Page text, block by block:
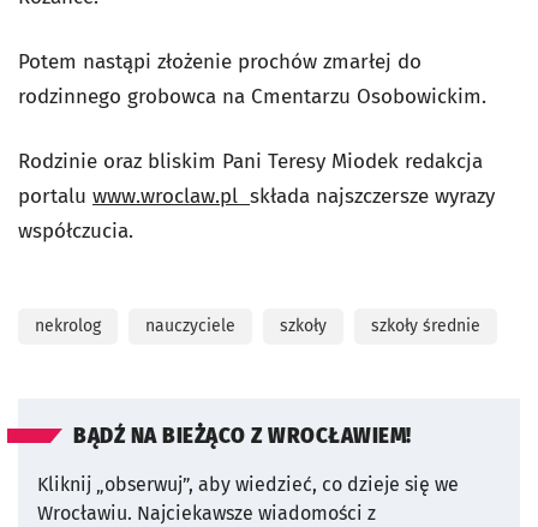
Potem nastąpi złożenie prochów zmarłej do
rodzinnego grobowca na Cmentarzu Osobowickim.
Rodzinie oraz bliskim Pani Teresy Miodek redakcja
portalu www.wroclaw.pl składa najszczersze wyrazy
współczucia.
nekrolog nauczyciele szkoły szkoły średnie
BĄDŹ NA BIEŻĄCO Z WROCŁAWIEM!
Kliknij „obserwuj”, aby wiedzieć, co dzieje się we
Wrocławiu. Najciekawsze wiadomości z